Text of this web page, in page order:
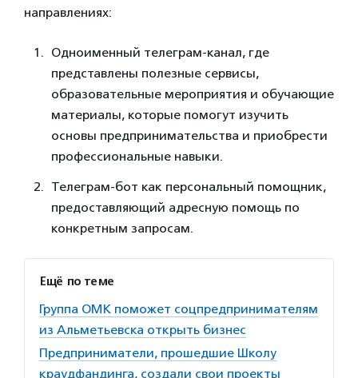
направлениях:
Одноименный телеграм-канал, где
представлены полезные сервисы,
образовательные мероприятия и обучающие
материалы, которые помогут изучить
основы предпринимательства и приобрести
профессиональные навыки.
Телеграм-бот как персональный помощник,
предоставляющий адресную помощь по
конкретным запросам.
Ещё по теме
Группа ОМК поможет соцпредпринимателям
из Альметьевска открыть бизнес
Предприниматели, прошедшие Школу
краудфандинга, создали свои проекты